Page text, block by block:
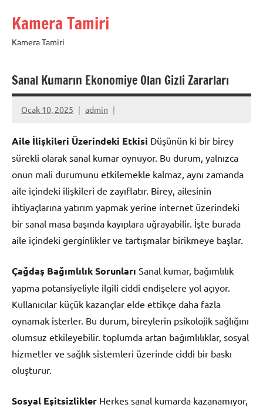
Kamera Tamiri
Kamera Tamiri
Sanal Kumarın Ekonomiye Olan Gizli Zararları
Ocak 10, 2025 admin
Aile İlişkileri Üzerindeki Etkisi Düşünün ki bir birey
sürekli olarak sanal kumar oynuyor. Bu durum, yalnızca
onun mali durumunu etkilemekle kalmaz, aynı zamanda
aile içindeki ilişkileri de zayıflatır. Birey, ailesinin
ihtiyaçlarına yatırım yapmak yerine internet üzerindeki
bir sanal masa başında kayıplara uğrayabilir. İşte burada
aile içindeki gerginlikler ve tartışmalar birikmeye başlar.
Çağdaş Bağımlılık Sorunları Sanal kumar, bağımlılık
yapma potansiyeliyle ilgili ciddi endişelere yol açıyor.
Kullanıcılar küçük kazançlar elde ettikçe daha fazla
oynamak isterler. Bu durum, bireylerin psikolojik sağlığını
olumsuz etkileyebilir. toplumda artan bağımlılıklar, sosyal
hizmetler ve sağlık sistemleri üzerinde ciddi bir baskı
oluşturur.
Sosyal Eşitsizlikler Herkes sanal kumarda kazanamıyor,